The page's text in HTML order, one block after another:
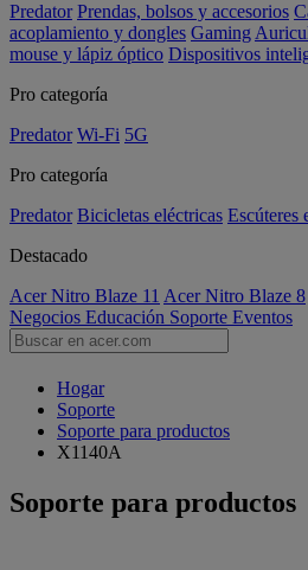
Predator Prendas, bolsos y accesorios
acoplamiento y dongles Gaming
mouse y lápiz óptico Dispositivos
Pro categoría
Predator Wi-Fi 5G
Pro categoría
Predator Bicicletas eléctricas Escúteres
Destacado
Acer Nitro Blaze 11 Acer Nitro Blaze 8
Negocios Educación Soporte Eventos
Hogar
Soporte
Soporte para productos
X1140A
Soporte para productos